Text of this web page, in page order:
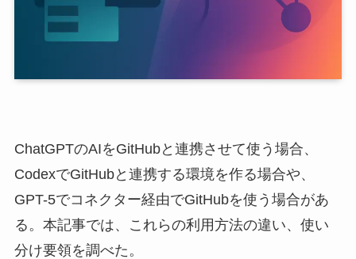
ChatGPTのAIをGitHubと連携させて使う場合、
CodexでGitHubと連携する環境を作る場合や、
GPT-5でコネクター経由でGitHubを使う場合があ
る。本記事では、これらの利用方法の違い、使い
分け要領を調べた。